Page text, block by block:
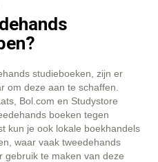
studieboeken, zijn er
om deze aan te schaffen.
Bol.com en Studystore
boeken tegen
kun je ook lokale boekhandels
waar vaak tweedehands
gebruik te maken van deze